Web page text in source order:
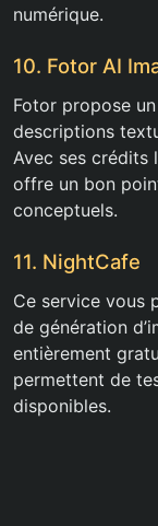
numérique.
10. Fotor AI
Fotor propose
descriptions
Avec ses crédits
offre un bon
conceptuels.
11. NightCafe
Ce service vous
de génération
entièrement
permettent de
disponibles.